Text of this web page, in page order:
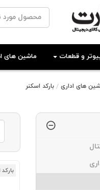
و قطعات ماشین های
های اداری بارکد اسکنر